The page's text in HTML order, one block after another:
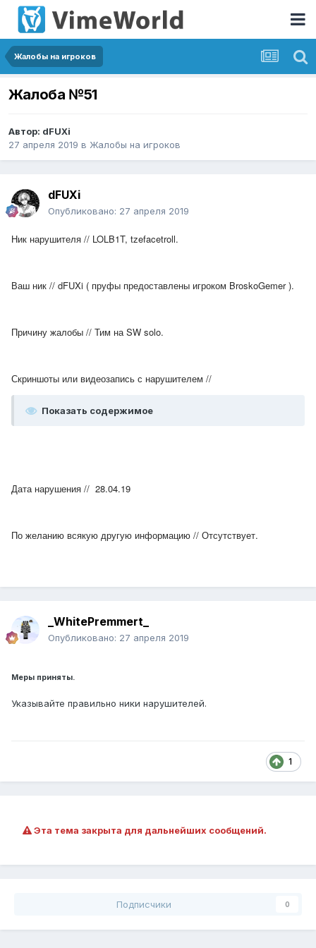
Жалобы на игроков
Жалоба №51
Автор: dFUXi
27 апреля 2019 в Жалобы на игроков
dFUXi
Опубликовано: 27 апреля 2019
Ник нарушителя // LOLB1T, tzefacetroll.
Ваш ник // dFUXi ( пруфы предоставлены игроком BroskoGemer ).
Причину жалобы // Тим на SW solo.
Скриншоты или видеозапись с нарушителем //
Показать содержимое
Дата нарушения // 28.04.19
По желанию всякую другую информацию // Отсутствует.
_WhitePremmert_
Опубликовано: 27 апреля 2019
Меры приняты.
Указывайте правильно ники нарушителей.
1
Эта тема закрыта для дальнейших сообщений.
Подписчики 0